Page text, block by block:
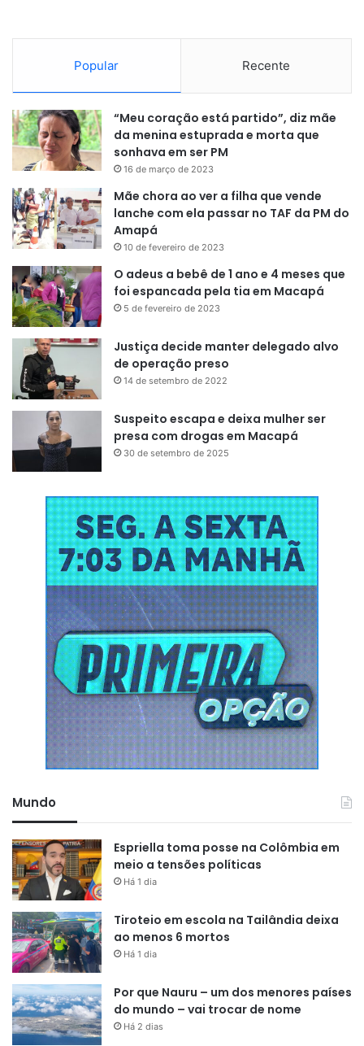
Popular Recente
“Meu coração está partido”, diz mãe
da menina estuprada e morta que
sonhava em ser PM
16 de março de 2023
Mãe chora ao ver a filha que vende
lanche com ela passar no TAF da PM do
Amapá
10 de fevereiro de 2023
O adeus a bebê de 1 ano e 4 meses que
foi espancada pela tia em Macapá
5 de fevereiro de 2023
Justiça decide manter delegado alvo
de operação preso
14 de setembro de 2022
Suspeito escapa e deixa mulher ser
presa com drogas em Macapá
30 de setembro de 2025
Mundo
Espriella toma posse na Colômbia em
meio a tensões políticas
Há 1 dia
Tiroteio em escola na Tailândia deixa
ao menos 6 mortos
Há 1 dia
Por que Nauru – um dos menores países
do mundo – vai trocar de nome
Há 2 dias